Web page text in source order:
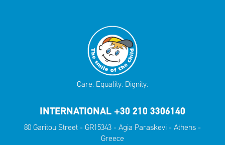
Care. Equality. Dignity.
INTERNATIONAL +30 210 3306140
80 Garitou Street - GR15343 - Agia Paraskevi - Athens -
Greece